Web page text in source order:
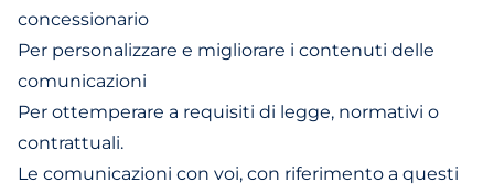
concessionario
Per personalizzare e migliorare i contenuti delle
comunicazioni
Per ottemperare a requisiti di legge, normativi o
contrattuali.
Le comunicazioni con voi, con riferimento a questi